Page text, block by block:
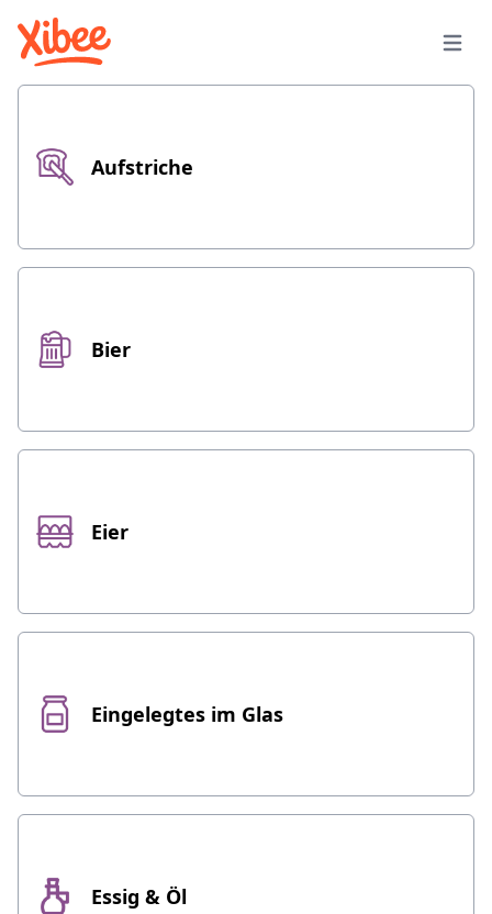
Aufstriche
Bier
Eier
Eingelegtes im Glas
Essig & Öl